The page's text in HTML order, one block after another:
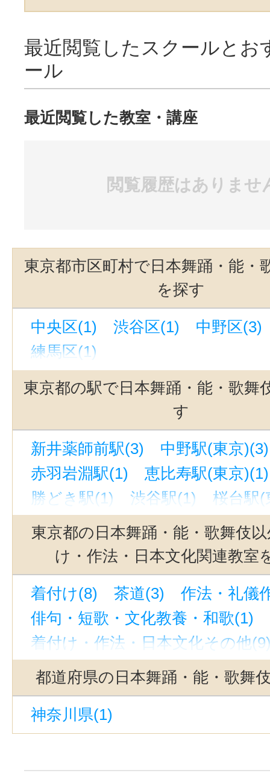
最近閲覧したスクールとお
ール
最近閲覧した教室・講座
閲覧履歴はありませ
東京都市区町村で日本舞踊・能・
を探す
中央区(1) 渋谷区(1)
中野区(3)
練馬区(1)
東京都の駅で日本舞踊・能・歌舞
す
新井薬師前駅(3)
中野駅(東京)(3)
赤羽岩淵駅(1)
恵比寿駅(東京)(1)
勝どき駅(1)
渋谷駅(1)
桜台駅(
新桜台駅(1)
赤羽駅(1)
東京都の日本舞踊・能・歌舞伎
け・作法・日本文化関連教室
着付け(8) 茶道(3)
作法・礼儀
俳句・短歌・文化教養・和歌(1)
着付け・作法・日本文化その他
都道府県の日本舞踊・能・歌舞
神奈川県(1)